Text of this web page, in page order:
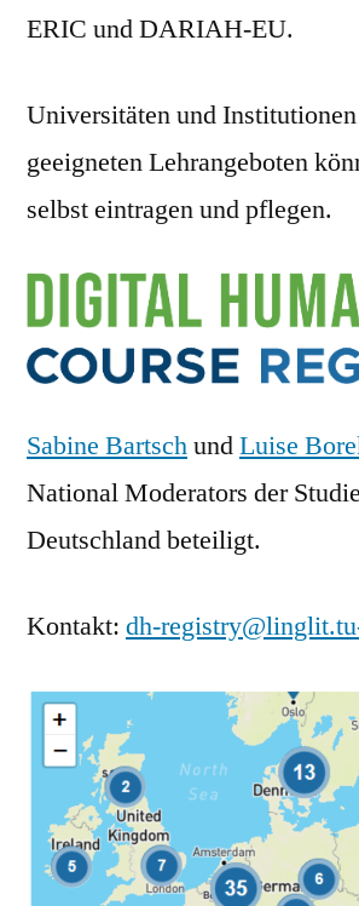
ERIC und DARIAH-EU.
Universitäten und
geeigneten Lehrangeboten
selbst eintragen und pflegen.
Sabine BartschundLuise
National Moderators der
Deutschland beteiligt.
Kontakt: dh-